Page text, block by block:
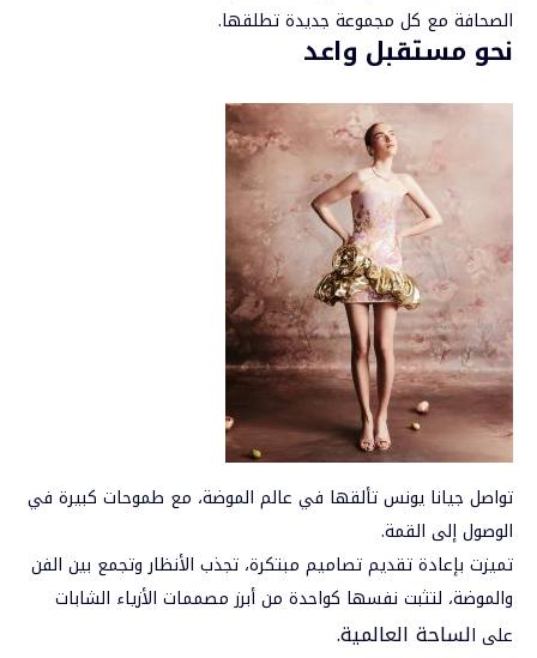
الصحافة مع كل مجموعة جديدة تطلقها.
نحو مستقبل واعد
تواصل جيانا يونس تألقها في عالم الموضة، مع طموحات كبيرة في
الوصول إلى القمة.
تميزت بإعادة تقديم تصاميم مبتكرة، تجذب الأنظار وتجمع بين الفن
والموضة، لتثبت نفسها كواحدة من أبرز مصممات الأزياء الشابات
على الساحة العالمية.